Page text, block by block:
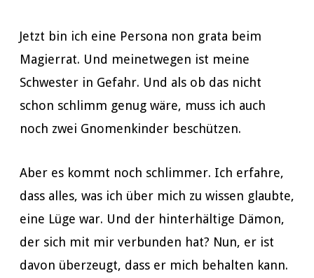
Jetzt bin ich eine Persona non grata beim
Magierrat. Und meinetwegen ist meine
Schwester in Gefahr. Und als ob das nicht
schon schlimm genug wäre, muss ich auch
noch zwei Gnomenkinder beschützen.
Aber es kommt noch schlimmer. Ich erfahre,
dass alles, was ich über mich zu wissen glaubte,
eine Lüge war. Und der hinterhältige Dämon,
der sich mit mir verbunden hat? Nun, er ist
davon überzeugt, dass er mich behalten kann.